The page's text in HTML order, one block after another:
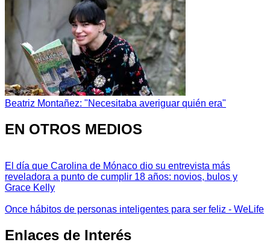
Beatriz Montañez: "Necesitaba averiguar quién era"
EN OTROS MEDIOS
El día que Carolina de Mónaco dio su entrevista más
reveladora a punto de cumplir 18 años: novios, bulos y
Grace Kelly
Once hábitos de personas inteligentes para ser feliz - WeLife
Enlaces de Interés